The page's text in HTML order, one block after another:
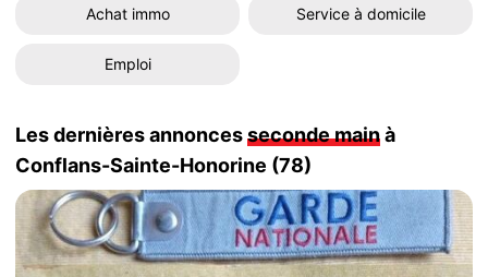
Achat immo Service à domicile
Emploi
Les dernières annoncesseconde mainà
Conflans-Sainte-Honorine (78)